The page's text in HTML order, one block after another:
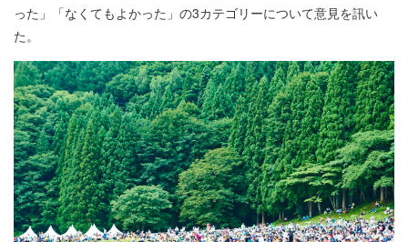
った」「なくてもよかった」の3カテゴリーについて意見を訊い
た。